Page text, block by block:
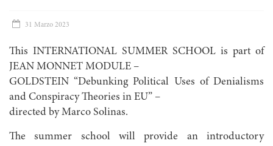
31 Marzo 2023
This INTERNATIONAL SUMMER SCHOOL is part of
JEAN MONNET MODULE –
GOLDSTEIN “Debunking Political Uses of Denialisms
and Conspiracy Theories in EU” –
directed by Marco Solinas.
The summer school will provide an introductory